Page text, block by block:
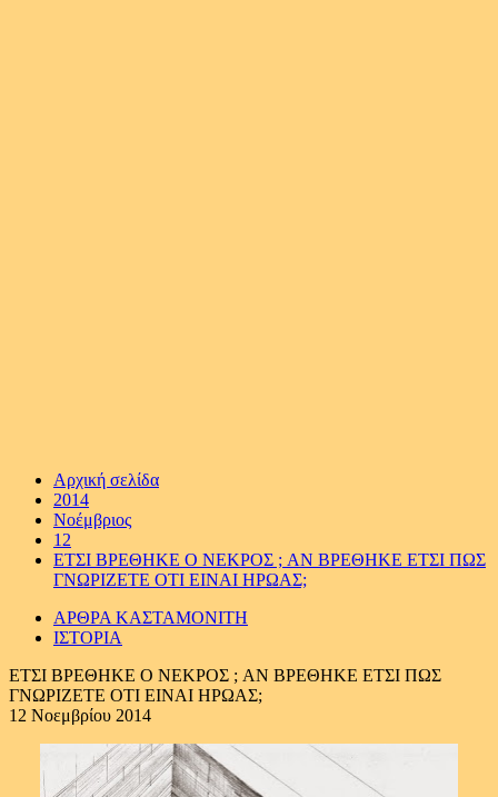
Αρχική σελίδα
2014
Νοέμβριος
12
ΕΤΣΙ ΒΡΕΘΗΚΕ Ο ΝΕΚΡΟΣ ; AN BΡΕΘΗΚΕ ΕΤΣΙ ΠΩΣ
ΓΝΩΡΙΖΕΤΕ ΟΤΙ ΕΙΝΑΙ ΗΡΩΑΣ;
ΑΡΘΡΑ ΚΑΣΤΑΜΟΝΙΤΗ
ΙΣΤΟΡΙΑ
ΕΤΣΙ ΒΡΕΘΗΚΕ Ο ΝΕΚΡΟΣ ; AN BΡΕΘΗΚΕ ΕΤΣΙ ΠΩΣ
ΓΝΩΡΙΖΕΤΕ ΟΤΙ ΕΙΝΑΙ ΗΡΩΑΣ;
12 Νοεμβρίου 2014